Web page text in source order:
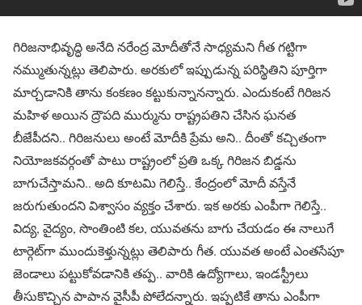
గిరిజనాభివృద్ధి అనేది నరేంద్ర మోదీతోనే సాధ్యమని గీత గట్టిగా
నమ్ముతున్నట్లు తెలిపారు. అరకులో ఇప్పుడున్న పరిస్థితిని పూర్తిగా
మార్చడానికి తాను కంకణం కట్టుకున్నానన్నారు. ఎందుకంటే గిరిజన
మహిళ అయిన ద్రౌపది ముర్మును రాష్ట్రపతిని చేసిన ఘనత
బీజేపీదని.. గిరిజనులు అంటే మోదీకి ప్రేమ అని.. దీంతో కచ్చితంగా
నియోజకవర్గంతో పాటు రాష్ట్రంలో ప్రతి ఒక్క గిరిజన బిడ్డను
బాగుచేస్తామని.. అది కూటమి గెలిస్తే.. కేంద్రంలో మోదీ వస్తేనే
జరుగుతుందని విశ్వాసం వ్యక్తం చేశారు. ఇక అరకు ఎంపీగా గెలిస్తే..
విద్య, వైద్యం, సొంతింటి కల, యువతను బాగు చేయడం ఈ నాలుగే
టార్గెట్‌గా ముందుకెళ్తున్నట్లు తెలిపారు గీత. యువత అంటే ఎంతసేపూ
జెండాలు పట్టుకోవడానికి తప్ప.. వారికి ఉద్యోగాలు, ఇండస్ట్రీలు
తీసుకొచ్చిన పాపాన వైసీపీ పోలేదన్నారు. ఇప్పటికే తాను ఎంపీగా